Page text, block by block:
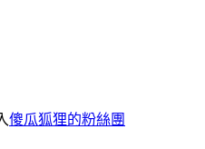
傻瓜狐狸的粉絲團